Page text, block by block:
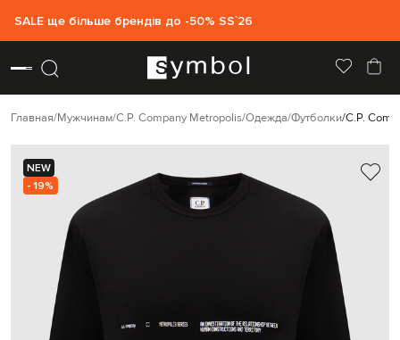
SALE ще більше брендів до -50% SS`26
Главная Мужчинам C.P. Company Metropolis Одежда Футболки C.P.
NEW
- 19%